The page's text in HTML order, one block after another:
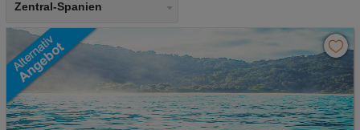
Zentral-Spanien